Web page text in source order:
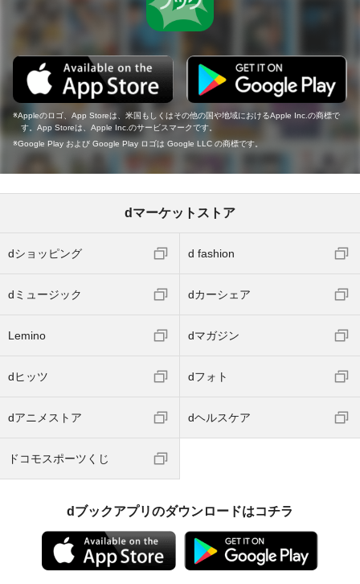
Appleのロゴ、App Storeは、米国もしくはその他の国や地域におけるApple Inc.の商標で
す。App Storeは、Apple Inc.のサービスマークです。
Google Play および Google Play ロゴは Google LLC の商標です。
dマーケットストア
dショッピング d fashion
dミュージック dカーシェア
Lemino dマガジン
dヒッツ dフォト
dアニメストア dヘルスケア
ドコモスポーツくじ
dブックアプリのダウンロードはコチラ